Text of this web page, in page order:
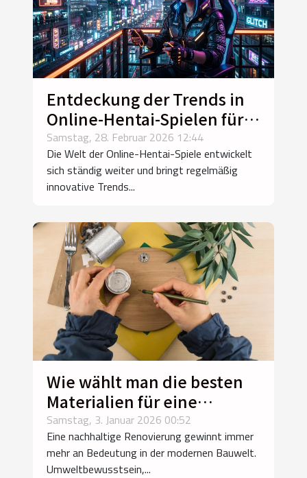
Entdeckung der Trends in
Online-Hentai-Spielen für
2026
Samstag, 28. Februar 2026 12:44
Die Welt der Online-Hentai-Spiele entwickelt
sich ständig weiter und bringt regelmäßig
innovative Trends...
Wie wählt man die besten
Materialien für eine
nachhaltige Renovierung?
Samstag, 3. Januar 2026 00:52
Eine nachhaltige Renovierung gewinnt immer
mehr an Bedeutung in der modernen Bauwelt.
Umweltbewusstsein,...